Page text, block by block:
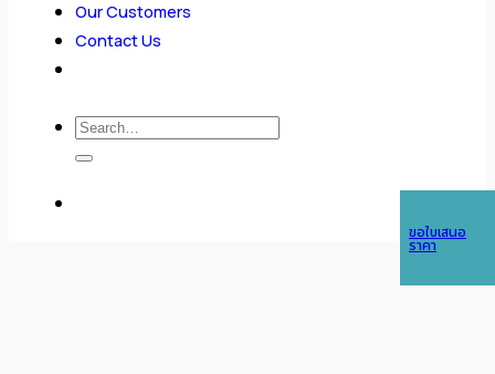
Our Customers
Contact Us
Search
for:
ขอใบเสนอ
ราคา